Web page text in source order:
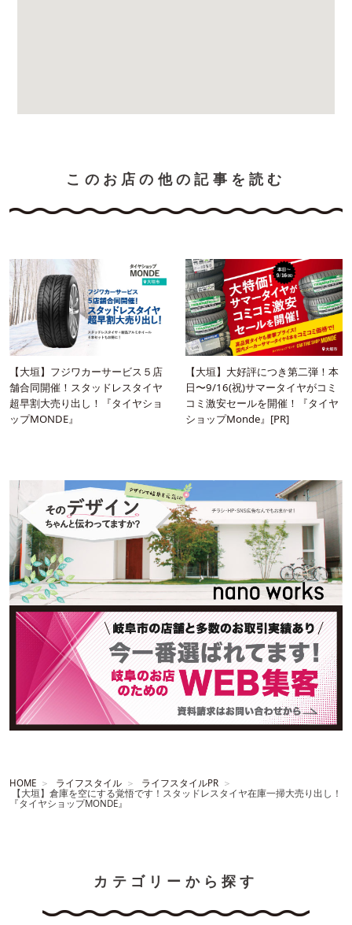
このお店の他の記事を読む
【大垣】フジワカーサービス５店
舗合同開催！スタッドレスタイヤ
超早割大売り出し！『タイヤショ
ップMONDE』
【大垣】大好評につき第二弾！本
日〜9/16(祝)サマータイヤがコミ
コミ激安セールを開催！『タイヤ
ショップMonde』[PR]
HOME ライフスタイル
ライフスタイルPR
【大垣】倉庫を空にする覚悟です！スタッドレスタイヤ在庫一掃大売り出し！
『タイヤショップMONDE』
カテゴリーから探す